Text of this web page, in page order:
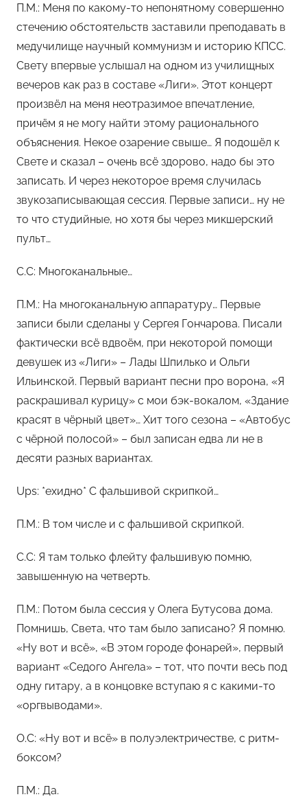
П.М.: Меня по какому-то непонятному совершенно
стечению обстоятельств заставили преподавать в
медучилище научный коммунизм и историю КПСС.
Свету впервые услышал на одном из училищных
вечеров как раз в составе «Лиги». Этот концерт
произвёл на меня неотразимое впечатление,
причём я не могу найти этому рационального
объяснения. Некое озарение свыше… Я подошёл к
Свете и сказал – очень всё здорово, надо бы это
записать. И через некоторое время случилась
звукозаписывающая сессия. Первые записи… ну не
то что студийные, но хотя бы через микшерский
пульт…
С.С: Многоканальные…
П.М.: На многоканальную аппаратуру… Первые
записи были сделаны у Сергея Гончарова. Писали
фактически всё вдвоём, при некоторой помощи
девушек из «Лиги» – Лады Шпилько и Ольги
Ильинской. Первый вариант песни про ворона, «Я
раскрашивал курицу» с мои бэк-вокалом, «Здание
красят в чёрный цвет»… Хит того сезона – «Автобус
с чёрной полосой» – был записан едва ли не в
десяти разных вариантах.
Ups: *ехидно* С фальшивой скрипкой…
П.М.: В том числе и с фальшивой скрипкой.
С.С: Я там только флейту фальшивую помню,
завышенную на четверть.
П.М.: Потом была сессия у Олега Бутусова дома.
Помнишь, Света, что там было записано? Я помню.
«Ну вот и всё», «В этом городе фонарей», первый
вариант «Седого Ангела» – тот, что почти весь под
одну гитару, а в концовке вступаю я с какими-то
«оргвыводами».
О.С: «Ну вот и всё» в полуэлектричестве, с ритм-
боксом?
П.М.: Да.